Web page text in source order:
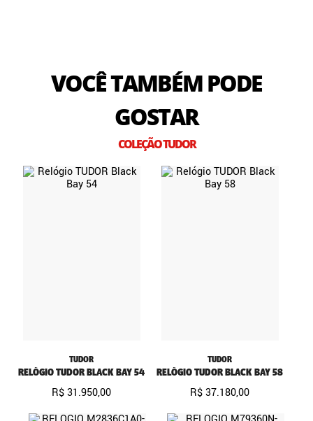
VOCÊ TAMBÉM PODE
GOSTAR
COLEÇÃO TUDOR
TUDOR
RELÓGIO TUDOR BLACK BAY 54
R$31.950,00
TUDOR
RELÓGIO TUDOR BLACK BAY 58
R$37.180,00